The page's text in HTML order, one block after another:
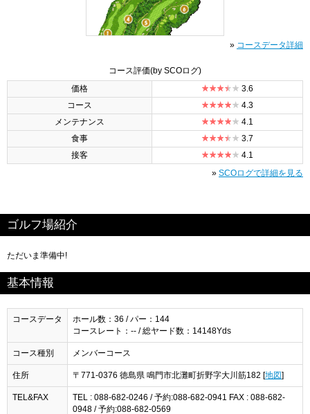
» コースデータ詳細
コース評価(by SCOログ)
価格
3.6
コース
4.3
メンテナンス
4.1
食事
3.7
接客
4.1
» SCOログで詳細を見る
ゴルフ場紹介
ただいま準備中!
基本情報
コースデータ
ホール数：36 / パー：144
コースレート：-- / 総ヤード数：14148Yds
コース種別 メンバーコース
住所 〒771-0376 徳島県 鳴門市北灘町折野字大川筋182 [地図]
TEL&FAX
TEL : 088-682-0246 / 予約:088-682-0941 FAX : 088-682-
0948 / 予約:088-682-0569